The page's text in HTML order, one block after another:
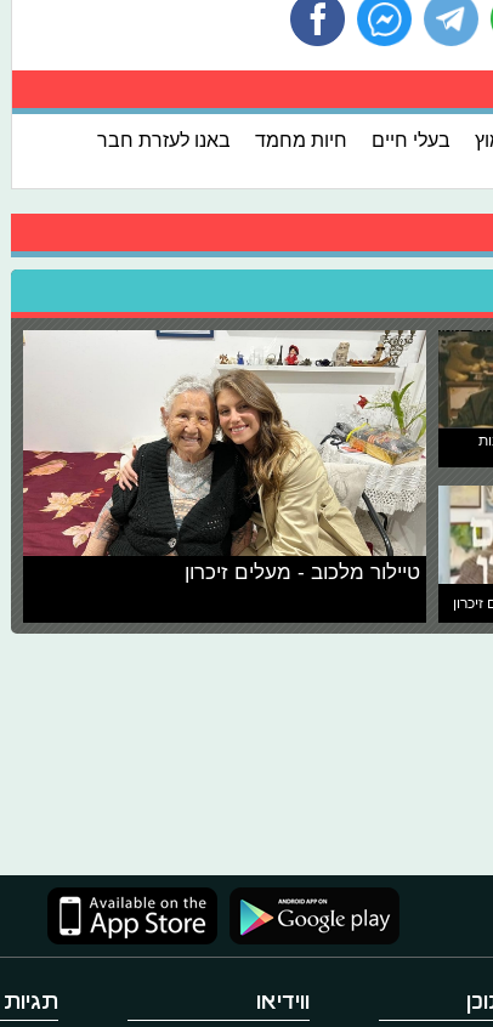
בעלי חיים חיות מחמד באנו לעזרת חבר
טיילור מלכוב - מעלים זיכרון
ווידיאו תגיות